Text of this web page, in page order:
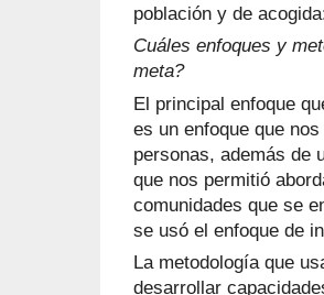
población y de
Cuáles enfoques y
meta?
El principal enfoque
es un enfoque que
personas, además de
que nos permitió
comunidades que se
se usó el enfoque de
La metodología que
desarrollar